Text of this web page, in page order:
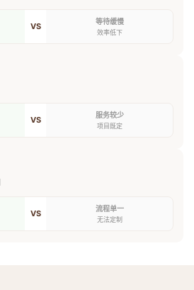
VS 等待缓慢
效率低下
VS 服务较少
项目既定
VS 流程单一
无法定制